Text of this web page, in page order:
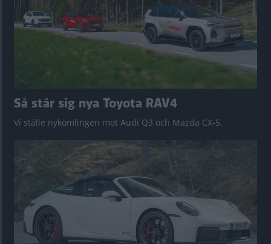
Så står sig nya Toyota RAV4
Vi ställe nykomlingen mot Audi Q3 och Mazda CX-5.